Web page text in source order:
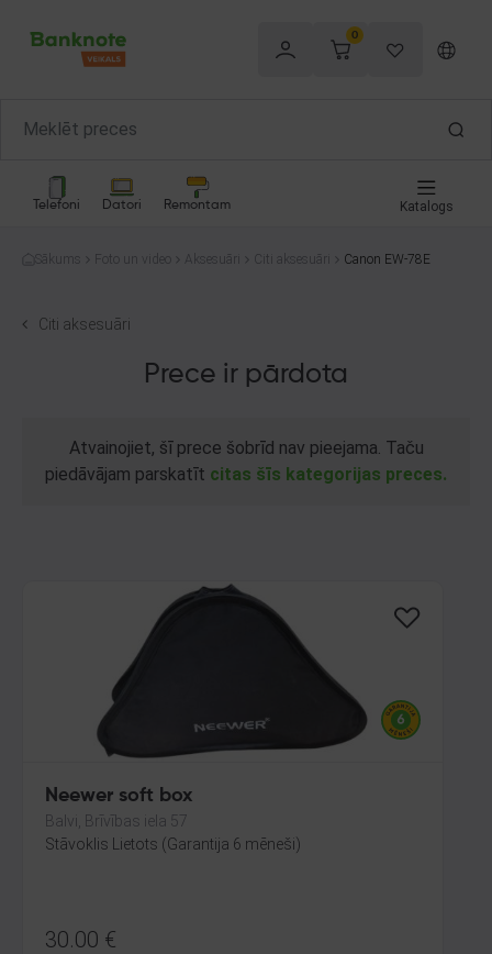
0
Telefoni Datori Remontam Katalogs
Sākums Foto un video Aksesuāri Citi aksesuāri Canon EW-78E
Citi aksesuāri
Prece ir pārdota
Atvainojiet, šī prece šobrīd nav pieejama. Taču
piedāvājam parskatīt citas šīs kategorijas preces.
Neewer soft box
Balvi, Brīvības iela 57
Stāvoklis Lietots (Garantija 6 mēneši)
30.00 €